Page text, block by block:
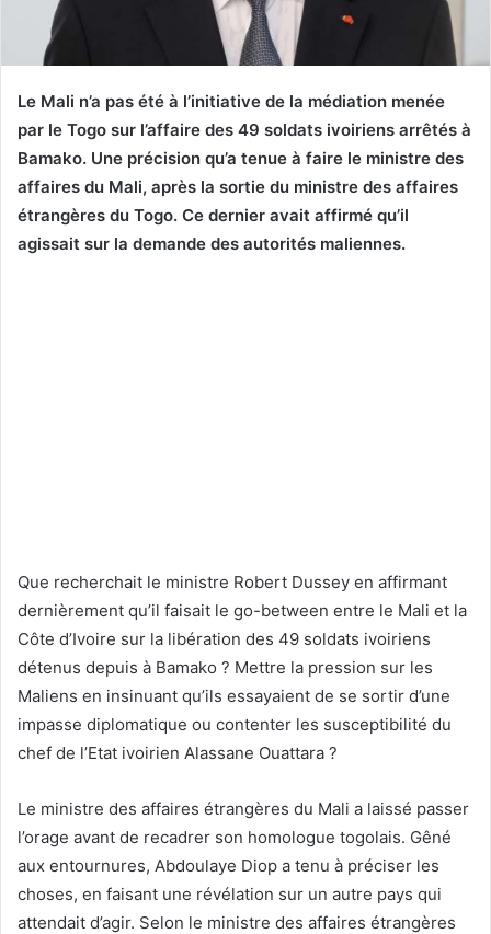
Le Mali n’a pas été à l’initiative de la médiation menée
par le Togo sur l’affaire des 49 soldats ivoiriens arrêtés à
Bamako. Une précision qu’a tenue à faire le ministre des
affaires du Mali, après la sortie du ministre des affaires
étrangères du Togo. Ce dernier avait affirmé qu’il
agissait sur la demande des autorités maliennes.
Que recherchait le ministre Robert Dussey en affirmant
dernièrement qu’il faisait le go-between entre le Mali et la
Côte d’Ivoire sur la libération des 49 soldats ivoiriens
détenus depuis à Bamako ? Mettre la pression sur les
Maliens en insinuant qu’ils essayaient de se sortir d’une
impasse diplomatique ou contenter les susceptibilité du
chef de l’Etat ivoirien Alassane Ouattara ?
Le ministre des affaires étrangères du Mali a laissé passer
l’orage avant de recadrer son homologue togolais. Gêné
aux entournures, Abdoulaye Diop a tenu à préciser les
choses, en faisant une révélation sur un autre pays qui
attendait d’agir. Selon le ministre des affaires étrangères